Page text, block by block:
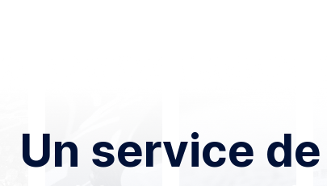
Un service de